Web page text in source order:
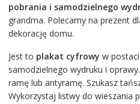
pobrania i samodzielnego
grandma. Polecamy na prezent
dekorację domu.
Jest to plakat cyfrowy w
samodzielnego wydruku i
ramę lub antyramę. Szukasz
Wykorzystaj listwy do wieszania